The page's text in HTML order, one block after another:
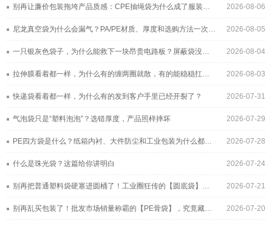
2026-08-06
2026-08-05
2026-08-04
2026-08-03
2026-07-31
快递袋看着都一样，为什么有的发到客户手里已经开裂了？
2026-07-29
气泡袋只是“塑料泡泡”？选错厚度，产品照样摔坏
2026-07-28
2026-07-24
什么是珠光袋？这篇给你讲明白
2026-07-21
2026-07-20